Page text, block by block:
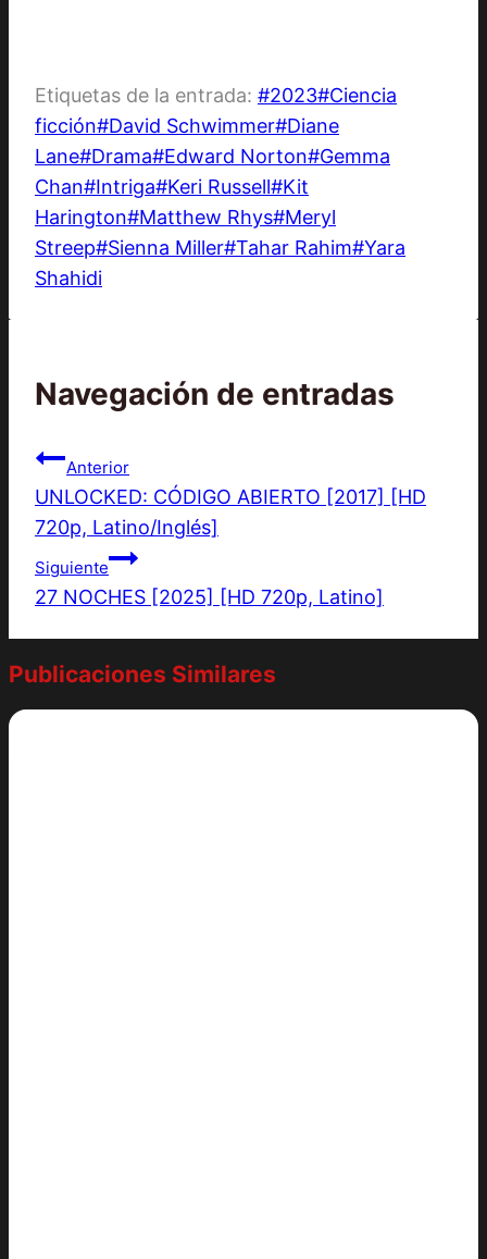
Etiquetas de la entrada: #2023#Ciencia
ficción#David Schwimmer#Diane
Lane#Drama#Edward Norton#Gemma
Chan#Intriga#Keri Russell#Kit
Harington#Matthew Rhys#Meryl
Streep#Sienna Miller#Tahar Rahim#Yara
Shahidi
Navegación de entradas
Anterior
UNLOCKED: CÓDIGO ABIERTO [2017] [HD
720p, Latino/Inglés]
Siguiente
27 NOCHES [2025] [HD 720p, Latino]
Publicaciones Similares